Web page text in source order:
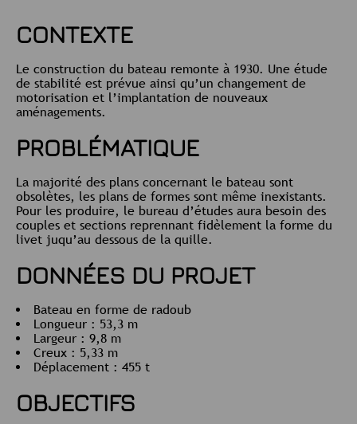
CONTEXTE
Le construction du bateau remonte à 1930. Une étude
de stabilité est prévue ainsi qu’un changement de
motorisation et l’implantation de nouveaux
aménagements.
PROBLÉMATIQUE
La majorité des plans concernant le bateau sont
obsolètes, les plans de formes sont même inexistants.
Pour les produire, le bureau d’études aura besoin des
couples et sections reprennant fidèlement la forme du
livet juqu’au dessous de la quille.
DONNÉES DU PROJET
Bateau en forme de radoub
Longueur : 53,3 m
Largeur : 9,8 m
Creux : 5,33 m
Déplacement : 455 t
OBJECTIFS